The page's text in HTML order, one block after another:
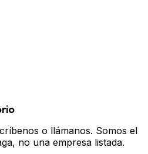
o llámanos. Somos el
no una empresa listada.